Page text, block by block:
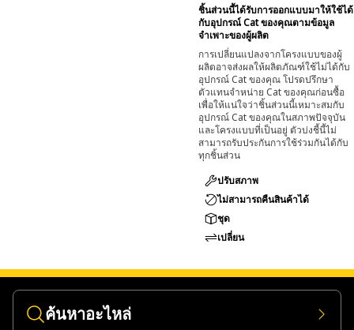
ชิ้นส่วนนี้ได้รับการออกแบบมาให้ใช้ได้
กับอุปกรณ์ Cat ของคุณตามข้อมูล
จำเพาะของผู้ผลิต
การเปลี่ยนแปลงจากโครงแบบของผู้
ผลิตอาจส่งผลให้ผลิตภัณฑ์ใช้ไม่ได้กับ
อุปกรณ์ Cat ของคุณ โปรดปรึกษา
ตัวแทนจำหน่าย Cat ของคุณก่อนซื้อ
เพื่อให้แน่ใจว่าชิ้นส่วนนี้เหมาะสมกับ
อุปกรณ์ Cat ของคุณในสภาพปัจจุบัน
และโครงแบบที่เป็นอยู่ ตัวบ่งชี้นี้ไม่
สามารถรับประกันการใช้ร่วมกันได้กับ
ทุกชิ้นส่วน
ปรับสภาพ
ไม่สามารถคืนสินค้าได้
ชุด
เปลี่ยน
ค้นหาอะไหล่